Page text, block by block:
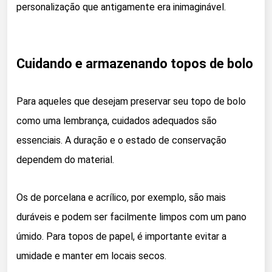
personalização que antigamente era inimaginável.
Cuidando e armazenando topos de bolo
Para aqueles que desejam preservar seu topo de bolo
como uma lembrança, cuidados adequados são
essenciais. A duração e o estado de conservação
dependem do material.
Os de porcelana e acrílico, por exemplo, são mais
duráveis e podem ser facilmente limpos com um pano
úmido. Para topos de papel, é importante evitar a
umidade e manter em locais secos.